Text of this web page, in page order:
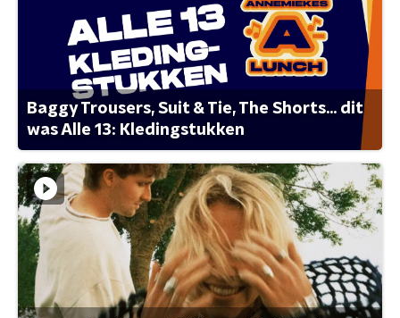
Baggy Trousers, Suit & Tie, The Shorts... dit
was Alle 13: Kledingstukken